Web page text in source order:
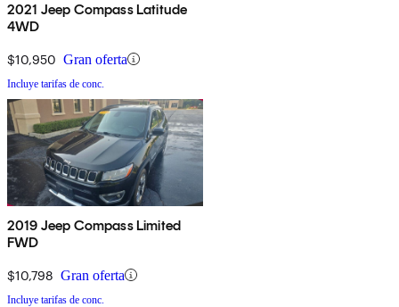
2021 Jeep Compass Latitude
4WD
$10,950 Gran oferta
Incluye tarifas de conc.
2019 Jeep Compass Limited
FWD
$10,798 Gran oferta
Incluye tarifas de conc.